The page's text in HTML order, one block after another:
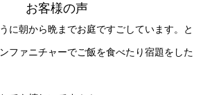
お客様の声
に朝から晩までお庭ですごしています。と
ファニチャーでご飯を食べたり宿題をした